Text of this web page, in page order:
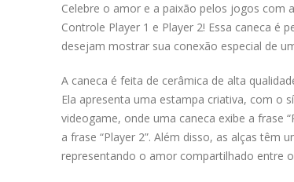
Celebre o amor e a paixão pelos jogos com
Controle Player 1 e Player 2! Essa caneca é
desejam mostrar sua conexão especial de
A caneca é feita de cerâmica de alta
Ela apresenta uma estampa criativa, com o
videogame, onde uma caneca exibe a frase
a frase “Player 2”. Além disso, as alças têm
representando o amor compartilhado entre